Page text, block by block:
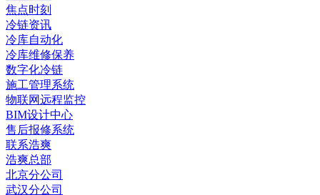
焦点时刻
冷链资讯
冷库自动化
冷库维修保养
数字化冷链
施工管理系统
物联网远程监控
BIM设计中心
售后报修系统
联系浩爽
浩爽总部
北京分公司
武汉分公司